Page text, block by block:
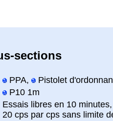
sections
PPA, Pistolet
P10 1m
Essais libres en 10 minutes,
20 cps par cps sans limite